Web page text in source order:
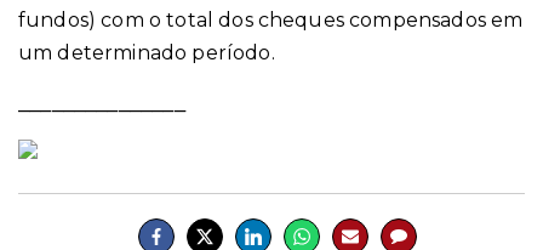
fundos) com o total dos cheques compensados em
um determinado período.